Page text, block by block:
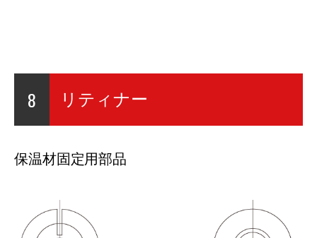
8 リティナー
保温材固定用部品